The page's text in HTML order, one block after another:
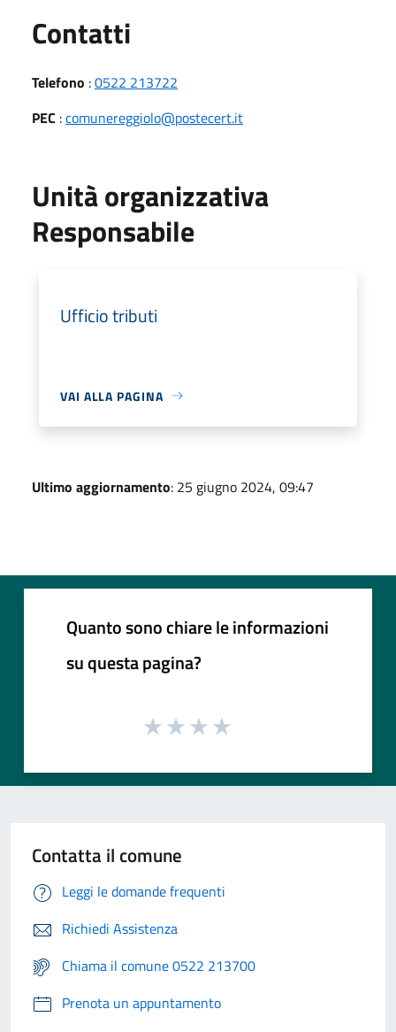
Contatti
Telefono :0522 213722
PEC :comunereggiolo@postecert.it
Unità organizzativa
Responsabile
Ufficio tributi
VAI ALLA PAGINA
Ultimo aggiornamento: 25 giugno 2024, 09:47
Quanto sono chiare le informazioni
su questa pagina?
Contatta il comune
Leggi le domande frequenti
Richiedi Assistenza
Chiama il comune 0522 213700
Prenota un appuntamento